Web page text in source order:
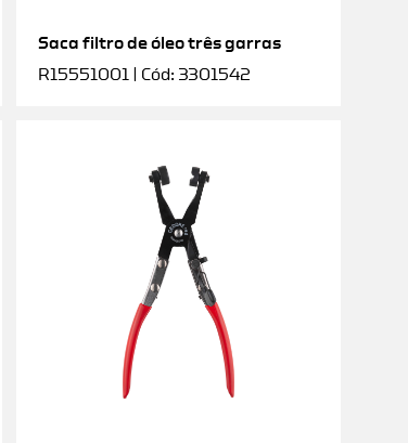
Saca filtro de óleo três garras
R15551001 | Cód: 3301542